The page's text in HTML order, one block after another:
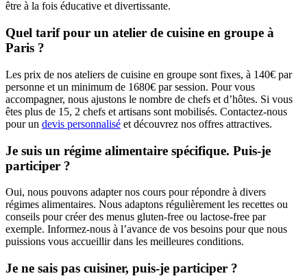
être à la fois éducative et divertissante.
Quel tarif pour un atelier de cuisine en groupe à
Paris ?
Les prix de nos ateliers de cuisine en groupe sont fixes, à 140€ par
personne et un minimum de 1680€ par session. Pour vous
accompagner, nous ajustons le nombre de chefs et d’hôtes. Si vous
êtes plus de 15, 2 chefs et artisans sont mobilisés. Contactez-nous
pour un devis personnalisé et découvrez nos offres attractives.
Je suis un régime alimentaire spécifique. Puis-je
participer ?
Oui, nous pouvons adapter nos cours pour répondre à divers
régimes alimentaires. Nous adaptons régulièrement les recettes ou
conseils pour créer des menus gluten-free ou lactose-free par
exemple. Informez-nous à l’avance de vos besoins pour que nous
puissions vous accueillir dans les meilleures conditions.
Je ne sais pas cuisiner, puis-je participer ?